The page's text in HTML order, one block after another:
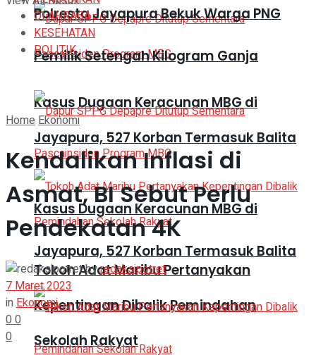
Kasus Dugaan Keracunan MBG di
Jayapura, 527 Korban Termasuk Balita
Tokoh Adat Maribu Pertanyakan
Kepentingan Dibalik Pemindahan
Sekolah Rakyat
Polresta Jayapura Bekuk Warga PNG
Pemilik Setengah Kilogram Ganja
Kasus Dugaan Keracunan MBG di
Jayapura, 527 Korban Termasuk Balita
OLAHRAGA
KESEHATAN
POLITIK
HomeEkonomi
Kendalikan Inflasi di
Asmat, BI Sebut Perlu
Pendekatan 4K
byredaksipotret
7 Maret 2023
inEkonomi
00
0